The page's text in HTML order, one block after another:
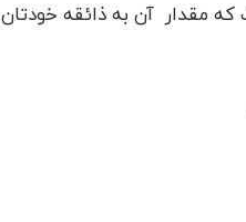
مقدار آن به ذائقه خودتان